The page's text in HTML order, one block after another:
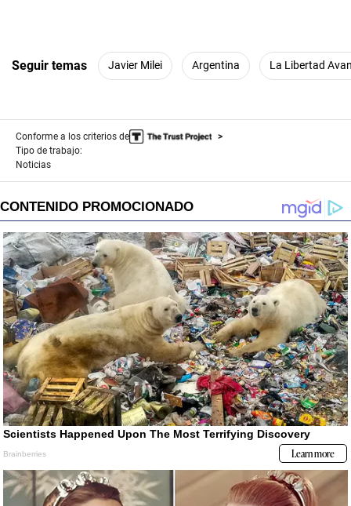
Seguir temas Javier Milei Argentina La Libertad
Conforme a los criterios de
Tipo de trabajo:
Noticias